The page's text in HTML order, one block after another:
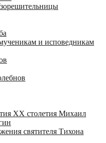
и исповедникам
ХХ столетия Михаил
святителя Тихона